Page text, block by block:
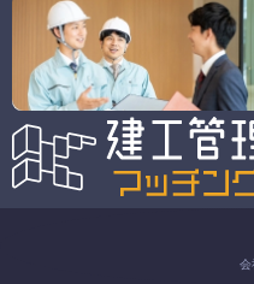
山梨県知事許可 第010789
特定建設業
-
一般建設業
土木一式工事業 とび・土
舗装工事業 しゆんせつ工
会